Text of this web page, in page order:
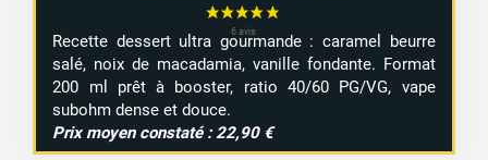
Recette dessert ultra gourmande : caramel beurre
salé, noix de macadamia, vanille fondante. Format
200 ml prêt à booster, ratio 40/60 PG/VG, vape
subohm dense et douce.
Prix moyen constaté : 22,90 €